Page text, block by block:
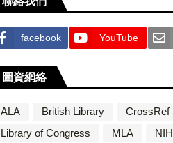
facebook YouTube
圖資網絡
ALA British Library CrossRef
Library of Congress
MLA NIH